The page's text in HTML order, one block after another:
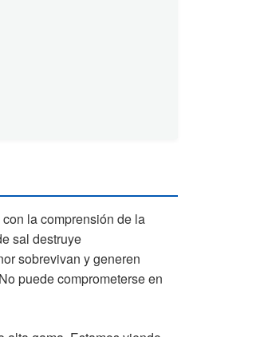
la comprensión de la
sal destruye
sobrevivan y generen
puede comprometerse en